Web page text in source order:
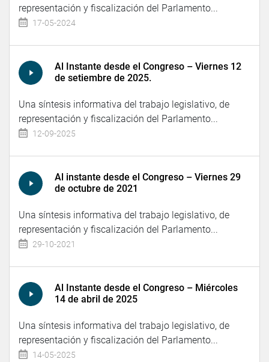
representación y fiscalización del Parlamento...
17-05-2024
Al Instante desde el Congreso – Viernes 12
de setiembre de 2025.
Una síntesis informativa del trabajo legislativo, de
representación y fiscalización del Parlamento...
12-09-2025
Al instante desde el Congreso – Viernes 29
de octubre de 2021
Una síntesis informativa del trabajo legislativo, de
representación y fiscalización del Parlamento...
29-10-2021
Al Instante desde el Congreso – Miércoles
14 de abril de 2025
Una síntesis informativa del trabajo legislativo, de
representación y fiscalización del Parlamento...
14-05-2025